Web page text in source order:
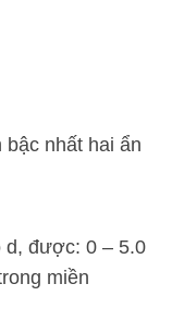
nhất hai ẩn
d, được: 0 – 5.0
miền